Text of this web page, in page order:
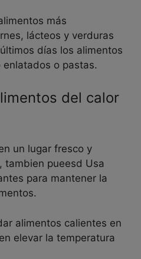
más
lácteos y verduras
días los alimentos
o pastas.
del calor
un lugar fresco y
tambien pueesd Usa
para mantener la
alimentos calientes en
elevar la temperatura